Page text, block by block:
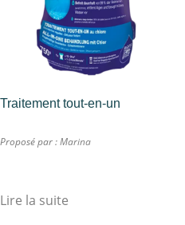
Traitement tout-en-un
Proposé par :Marina
Lire la suite